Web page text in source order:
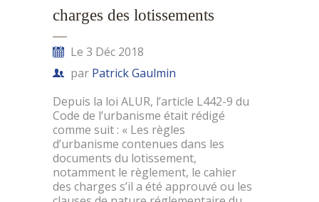
charges des lotissements
Le 3 Déc 2018
par Patrick Gaulmin
Depuis la loi ALUR, l’article L442-9 du
Code de l’urbanisme était rédigé
comme suit : « Les règles
d’urbanisme contenues dans les
documents du lotissement,
notamment le règlement, le cahier
des charges s’il a été approuvé ou les